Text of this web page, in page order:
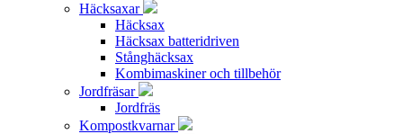
Häcksaxar
Häcksax
Häcksax batteridriven
Stånghäcksax
Kombimaskiner och tillbehör
Jordfräsar
Jordfräs
Kompostkvarnar